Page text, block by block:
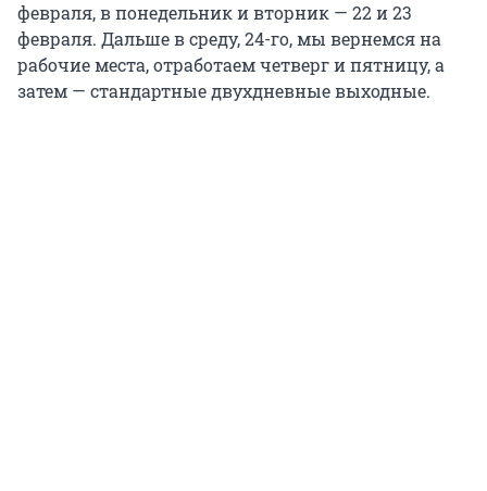
февраля, в понедельник и вторник — 22 и 23
февраля. Дальше в среду, 24-го, мы вернемся на
рабочие места, отработаем четверг и пятницу, а
затем — стандартные двухдневные выходные.